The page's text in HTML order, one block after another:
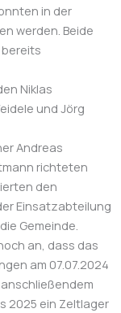
in der
werden. Beide
Niklas
und Jörg
Andreas
richteten
den
Einsatzabteilung
Gemeinde.
an, dass das
am 07.07.2024
2025 ein Zeltlager